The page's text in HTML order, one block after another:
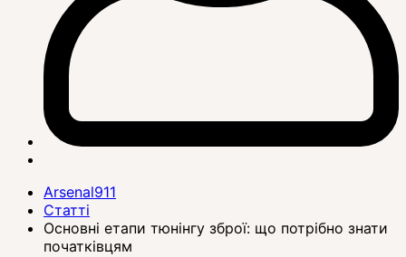
Arsenal911
Статті
Основні етапи тюнінгу зброї: що потрібно знати
початківцям